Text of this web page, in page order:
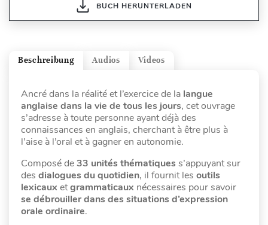
BUCH HERUNTERLADEN
Videos
Audios
Beschreibung
Ancré dans la réalité et l’exercice de la langue
anglaise dans la vie de tous les jours, cet ouvrage
s’adresse à toute personne ayant déjà des
connaissances en anglais, cherchant à être plus à
l’aise à l’oral et à gagner en autonomie.
Composé de33 unités thématiques s’appuyant sur
des dialogues du quotidien, il fournit les outils
lexicaux etgrammaticaux nécessaires pour savoir
se débrouiller dans des situations d’expression
orale ordinaire.